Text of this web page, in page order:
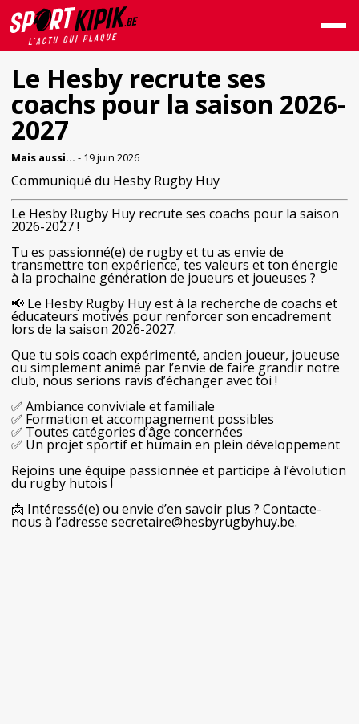
Le Hesby recrute ses
coachs pour la saison 2026-
2027
Mais aussi... - 19 juin 2026
Communiqué du Hesby Rugby Huy
Le Hesby Rugby Huy recrute ses coachs pour la saison
2026-2027 !
Tu es passionné(e) de rugby et tu as envie de
transmettre ton expérience, tes valeurs et ton énergie
à la prochaine génération de joueurs et joueuses ?
📢 Le Hesby Rugby Huy est à la recherche de coachs et
éducateurs motivés pour renforcer son encadrement
lors de la saison 2026-2027.
Que tu sois coach expérimenté, ancien joueur, joueuse
ou simplement animé par l’envie de faire grandir notre
club, nous serions ravis d’échanger avec toi !
✅ Ambiance conviviale et familiale
✅ Formation et accompagnement possibles
✅ Toutes catégories d’âge concernées
✅ Un projet sportif et humain en plein développement
Rejoins une équipe passionnée et participe à l’évolution
du rugby hutois !
📩 Intéressé(e) ou envie d’en savoir plus ? Contacte-
nous à l’adresse secretaire@hesbyrugbyhuy.be.